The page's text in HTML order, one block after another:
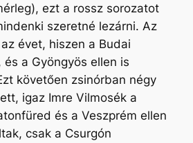
ezt a rossz sorozatot
szeretné lezárni. Az
évet, hiszen a Budai
a Gyöngyös ellen is
követően zsinórban négy
igaz Imre Vilmosék a
és a Veszprém ellen
csak a Csurgón